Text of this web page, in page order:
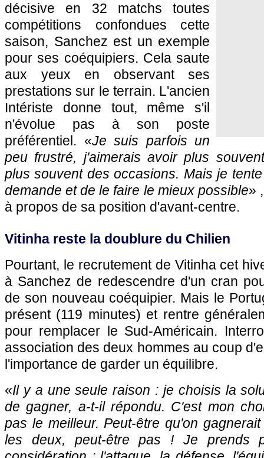
décisive en 32 matchs toutes
compétitions confondues cette
saison, Sanchez est un exemple
pour ses coéquipiers. Cela saute
aux yeux en observant ses
prestations sur le terrain. L'ancien
Intériste donne tout, même s'il
n'évolue pas à son poste
préférentiel. «Je suis parfois un
peu frustré, j'aimerais avoir plus
plus souvent des occasions. Mais je
demande et de le faire le mieux possible»
à propos de sa position d'avant-centre.
Vitinha reste la doublure du Chilien
Pourtant, le recrutement de Vitinha cet
à Sanchez de redescendre d'un cran
de son nouveau coéquipier. Mais le
présent (119 minutes) et rentre
pour remplacer le Sud-Américain.
association des deux hommes au coup
l'importance de garder un équilibre.
«Il y a une seule raison : je choisis la
de gagner, a-t-il répondu. C'est mon
pas le meilleur. Peut-être qu'on
les deux, peut-être pas ! Je prends